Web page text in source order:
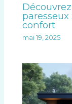
confort
mai 19, 2025